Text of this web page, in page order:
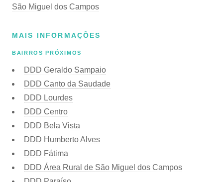
São Miguel dos Campos
MAIS INFORMAÇÕES
BAIRROS PRÓXIMOS
DDD Geraldo Sampaio
DDD Canto da Saudade
DDD Lourdes
DDD Centro
DDD Bela Vista
DDD Humberto Alves
DDD Fátima
DDD Área Rural de São Miguel dos Campos